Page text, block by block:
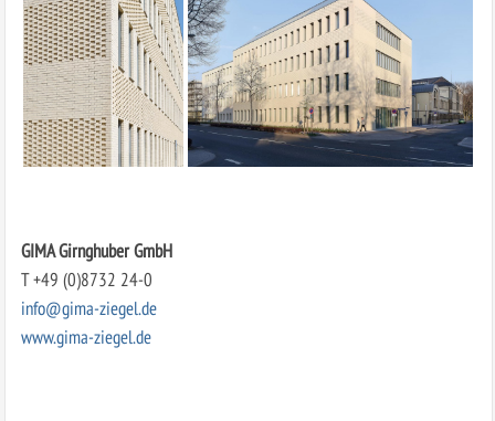
GIMA Girnghuber GmbH
T +49 (0)8732 24-0
info@gima-ziegel.de
www.gima-ziegel.de